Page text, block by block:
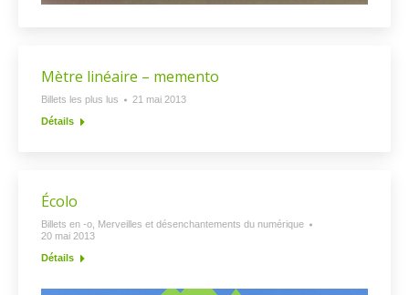
Mètre linéaire – memento
Billets les plus lus
21 mai 2013
Détails
Écolo
Billets en -o Merveilles et désenchantements du numérique
20 mai 2013
Détails